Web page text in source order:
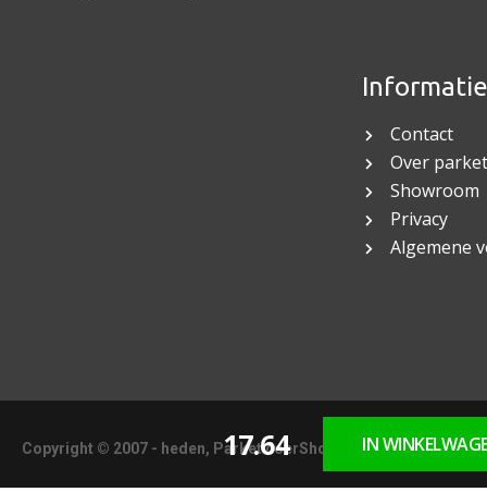
Informatie
Contact
Over
Showroom
Privacy
Algemene
Copyright © 2007 - heden, ParketvloerShop.nl Dronrijp
17.64 IN